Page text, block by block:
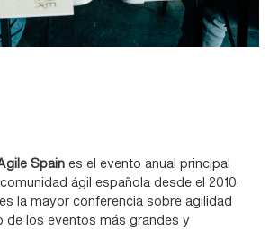
Spain es el evento anual principal
ágil española desde el 2010.
la mayor conferencia sobre agilidad
de los eventos más grandes y